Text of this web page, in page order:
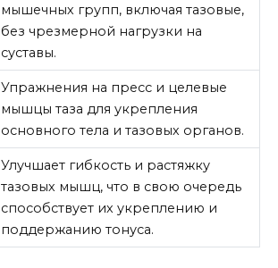
мышечных групп, включая тазовые,
без чрезмерной нагрузки на
суставы.
Упражнения на пресс и целевые
мышцы таза для укрепления
основного тела и тазовых органов.
Улучшает гибкость и растяжку
тазовых мышц, что в свою очередь
способствует их укреплению и
поддержанию тонуса.